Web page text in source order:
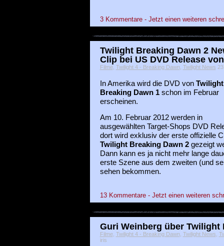
3 Kommentare - Jetzt einen weiteren
Twilight Breaking Dawn 2
Clip bei US DVD Release
Filme, Twilight 4 - Breaking Dawn, Twilight News
In Amerika wird die DVD von Twilight
Breaking Dawn 1schon im Februar
erscheinen.
Am 10. Februar 2012 werden in
ausgewählten Target-Shops DVD
dort wird exklusiv der erste offizielle
Twilight Breaking Dawn 2gezeigt
Dann kann es ja nicht mehr lange
erste Szene aus dem zweiten (und
sehen bekommen.
13 Kommentare - Jetzt einen weiteren
Guri Weinberg über Twilight
Filme, Twilight 4 - Breaking Dawn, Twilight News
iris